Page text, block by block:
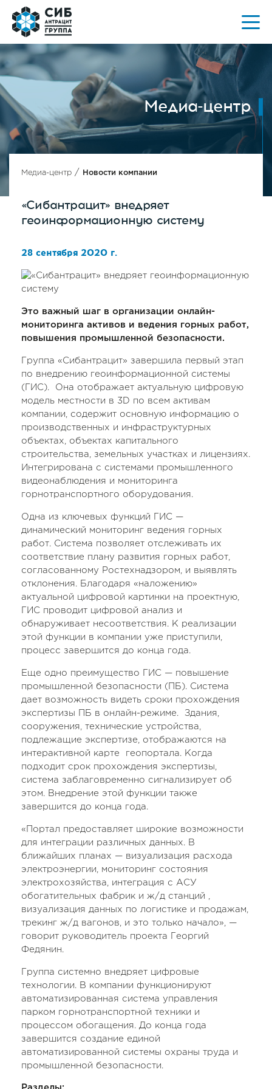
Медиа-центр
Медиа-центр / Новости компании
«Сибантрацит» внедряет
геоинформационную систему
28 сентября 2020 г.
Это важный шаг в организации онлайн-
мониторинга активов и ведения горных работ,
повышения промышленной безопасности.
Группа «Сибантрацит» завершила первый этап
по внедрению геоинформационной системы
(ГИС). Она отображает актуальную цифровую
модель местности в 3D по всем активам
компании, содержит основную информацию о
производственных и инфраструктурных
объектах, объектах капитального
строительства, земельных участках и лицензиях.
Интегрирована с системами промышленного
видеонаблюдения и мониторинга
горнотранспортного оборудования.
Одна из ключевых функций ГИС —
динамический мониторинг ведения горных
работ. Система позволяет отслеживать их
соответствие плану развития горных работ,
согласованному Ростехнадзором, и выявлять
отклонения. Благодаря «наложению»
актуальной цифровой картинки на проектную,
ГИС проводит цифровой анализ и
обнаруживает несоответствия. К реализации
этой функции в компании уже приступили,
процесс завершится до конца года.
Еще одно преимущество ГИС — повышение
промышленной безопасности (ПБ). Система
дает возможность видеть сроки прохождения
экспертизы ПБ в онлайн-режиме. Здания,
сооружения, технические устройства,
подлежащие экспертизе, отображаются на
интерактивной карте геопортала. Когда
подходит срок прохождения экспертизы,
система заблаговременно сигнализирует об
этом. Внедрение этой функции также
завершится до конца года.
«Портал предоставляет широкие возможности
для интеграции различных данных. В
ближайших планах — визуализация расхода
электроэнергии, мониторинг состояния
электрохозяйства, интеграция с АСУ
обогатительных фабрик и ж/д станций ,
визуализация данных по логистике и продажам,
трекинг ж/д вагонов, и это только начало», —
говорит руководитель проекта Георгий
Федянин.
Группа системно внедряет цифровые
технологии. В компании функционируют
автоматизированная система управления
парком горнотранспортной техники и
процессом обогащения. До конца года
завершится создание единой
автоматизированной системы охраны труда и
промышленной безопасности.
Разделы: